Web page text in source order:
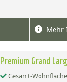
Mehr
Premium Grand
Gesamt-Wohnfläche